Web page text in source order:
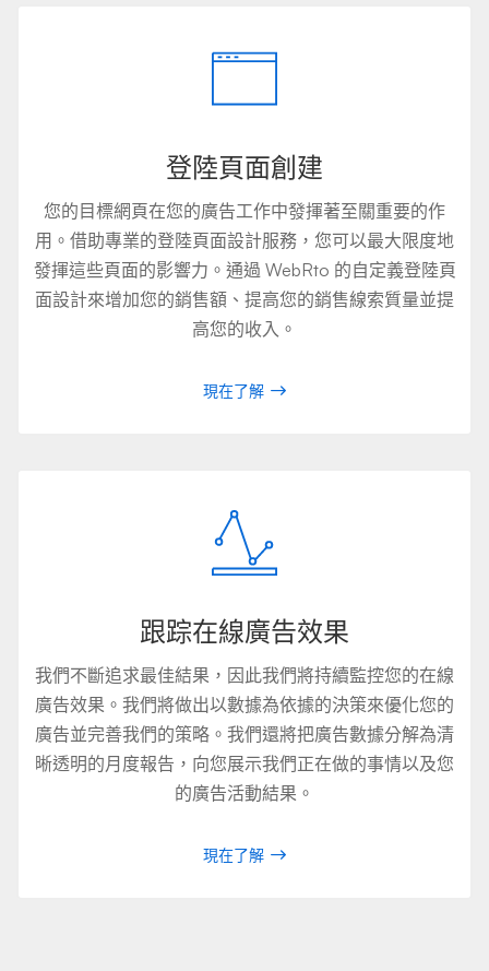
登陸頁面創建
您的目標網頁在您的廣告工作中發揮著至關重要的作
用。借助專業的登陸頁面設計服務，您可以最大限度地
發揮這些頁面的影響力。通過 WebRto 的自定義登陸頁
面設計來增加您的銷售額、提高您的銷售線索質量並提
高您的收入。
現在了解
跟踪在線廣告效果
我們不斷追求最佳結果，因此我們將持續監控您的在線
廣告效果。我們將做出以數據為依據的決策來優化您的
廣告並完善我們的策略。我們還將把廣告數據分解為清
晰透明的月度報告，向您展示我們正在做的事情以及您
的廣告活動結果。
現在了解